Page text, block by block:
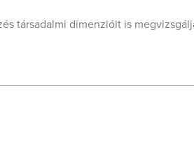
társadalmi dimenzióit is